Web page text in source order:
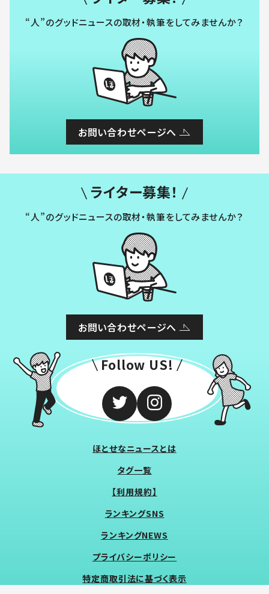
“人”のグッドニュースの取材・執筆をしてみませんか？
お問い合わせページへ
ライター募集！
“人”のグッドニュースの取材・執筆をしてみませんか？
お問い合わせページへ
Follow US!
ほとせなニュースとは
タグ一覧
【利用規約】
ランキングSNS
ランキングNEWS
プライバシーポリシー
特定商取引法に基づく表示